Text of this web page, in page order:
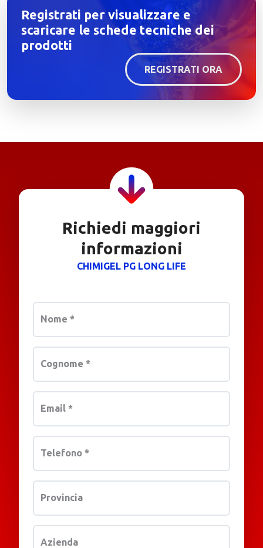
Registrati per visualizzare e
scaricare le schede tecniche dei
prodotti
REGISTRATI ORA
Richiedi maggiori
informazioni
CHIMIGEL PG LONG LIFE
Nome *
Cognome *
Email *
Telefono *
Provincia
Azienda